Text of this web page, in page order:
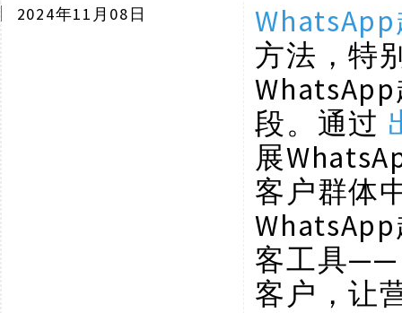
2024年11月08日
方法，特
段。通过
展
客户群体
客工具
客户，让